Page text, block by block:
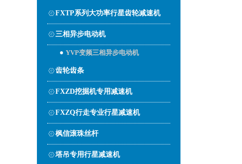
FXTP系列大功率行星齿轮减速机
三相异步电动机
YVP变频三相异步电动机
齿轮齿条
FXZD挖掘机专用减速机
FXZQ行走专业行星减速机
枫信滚珠丝杆
塔吊专用行星减速机